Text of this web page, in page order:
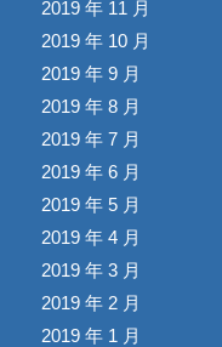
2019 年 11 月
2019 年 10 月
2019 年 9 月
2019 年 8 月
2019 年 7 月
2019 年 6 月
2019 年 5 月
2019 年 4 月
2019 年 3 月
2019 年 2 月
2019 年 1 月